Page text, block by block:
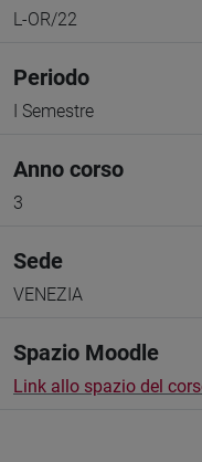
L-OR/22
Periodo
I Semestre
Anno corso
3
Sede
VENEZIA
Spazio Moodle
Link allo spazio del